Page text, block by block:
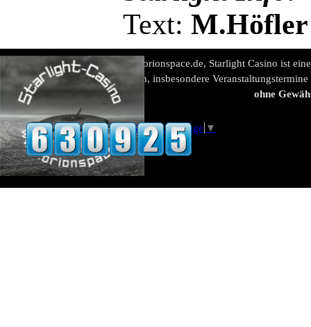
Text: M.Höfler
www.orionspace.de, Starlight Casino ist
Alle Angaben, insbesondere
ohne
Select Language ▼